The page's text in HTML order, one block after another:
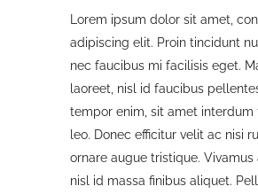
Lorem ipsum dolor sit amet,
adipiscing elit. Proin tincidunt
nec faucibus mi facilisis eget.
laoreet, nisl id faucibus
tempor enim, sit amet interdum
leo. Donec efficitur velit ac nisi
ornare augue tristique. Vivamus
nisl id massa finibus aliquet.